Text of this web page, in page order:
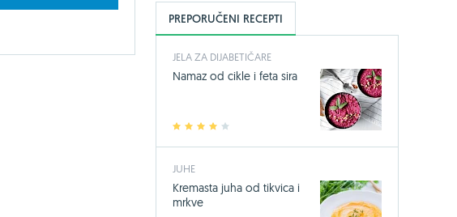
PREPORUČENI RECEPTI
JELA ZA DIJABETIČARE
2 3 4
Namaz od cikle i feta sira
JUHE
Kremasta juha od tikvica i
mrkve